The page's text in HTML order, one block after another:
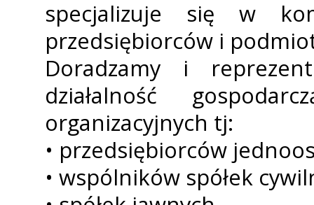
specjalizuje się w
przedsiębiorców i
Doradzamy i
działalność
organizacyjnych tj:
• przedsiębiorców
• wspólników spółek